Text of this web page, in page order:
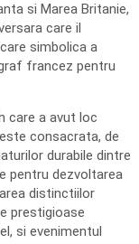
si Marea Britanie,
care il
simbolica a
francez pentru
care a avut loc
consacrata, de
durabile dintre
pentru dezvoltarea
distinctiilor
prestigioase
si evenimentul